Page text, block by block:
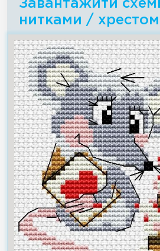
Завантажити
нитками /